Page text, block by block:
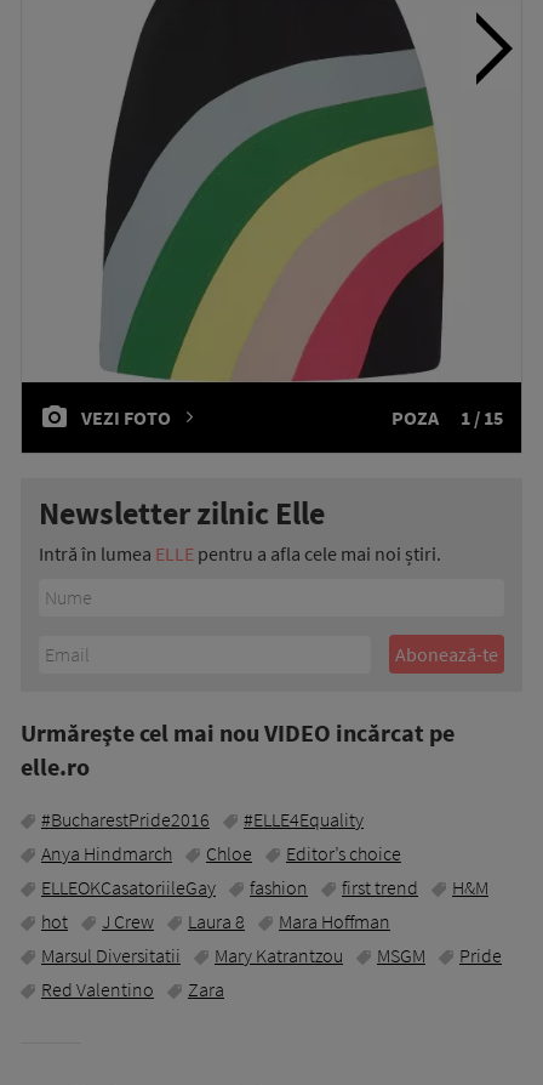
VEZI FOTO POZA 1 / 15
Newsletter zilnic Elle
Intră în lumea ELLE pentru a afla cele mai noi știri.
Urmăreşte cel mai nou VIDEO incărcat pe
elle.ro
#BucharestPride2016
#ELLE4Equality
Anya Hindmarch
Chloe
Editor’s choice
ELLEOKCasatoriileGay
fashion first trend
H&M
hot
J Crew Laura 8
Mara Hoffman
Marsul Diversitatii
Mary Katrantzou MSGM
Pride
Red Valentino
Zara